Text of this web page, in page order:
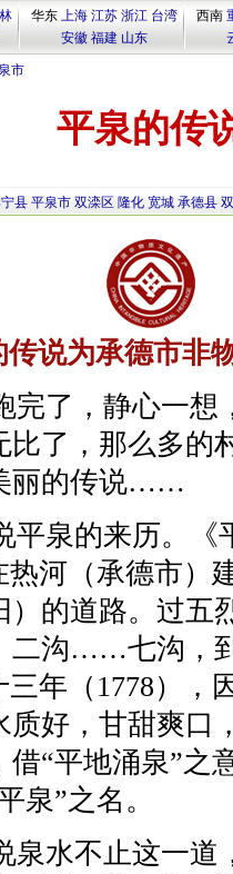
华东 上海 江苏 浙江 台湾
安徽 福建 山东
西南
市
平泉的传
县 平泉市 双滦区 隆化 宽城 承德县
传说为承德市非
完了，静心一想
比了，那么多的
丽的传说……
平泉的来历。《
热河（承德市）
）的道路。过五
二沟……七沟，
年（1778），
质好，甘甜爽口
“平地涌泉”之
泉”之名。
泉水不止这一道